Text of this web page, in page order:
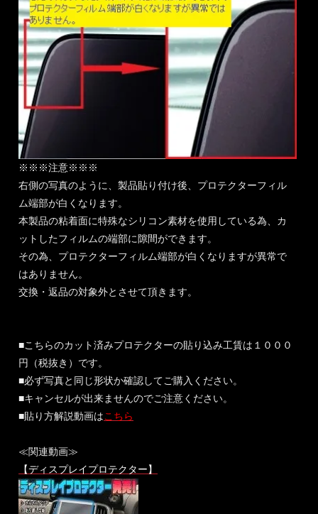
※※※注意※※※
右側の写真のように、製品貼り付け後、プロテクターフィル
ム端部が白くなります。
本製品の粘着面に特殊なシリコン素材を使用している為、カ
ットしたフィルムの端部に隙間ができます。
その為、プロテクターフィルム端部が白くなりますが異常で
はありません。
交換・返品の対象外とさせて頂きます。
■こちらのカット済みプロテクターの貼り込み工賃は１０００
円（税抜き）です。
■必ず写真と同じ形状か確認してご購入ください。
■キャンセルが出来ませんのでご注意ください。
■貼り方解説動画はこちら
≪関連動画≫
【ディスプレイプロテクター】